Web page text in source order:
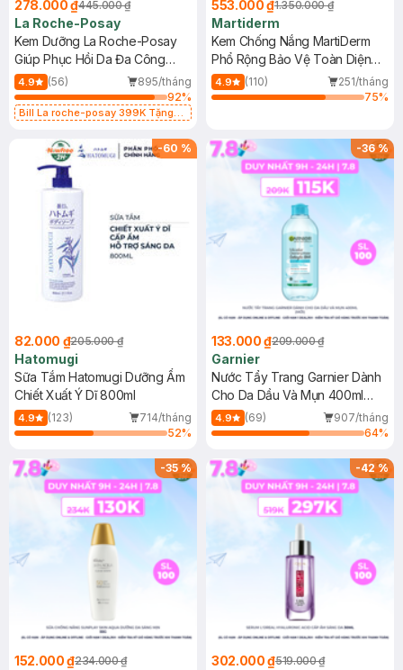
278.000 ₫445.000 ₫
La Roche-Posay
Kem Dưỡng La Roche-Posay
Giúp Phục Hồi Da Đa Công
Dụng 40ml
4.9 (56)
895/tháng
92%
Bill La roche-posay 399K Tặng
(SL có hạn)
553.000 ₫1.350.000 ₫
Martiderm
Kem Chống Nắng MartiDerm
Phổ Rộng Bảo Vệ Toàn Diện
40ml
4.9 (110)
251/tháng
75%
-60 %
82.000 ₫205.000 ₫
Hatomugi
Sữa Tắm Hatomugi Dưỡng Ẩm
Chiết Xuất Ý Dĩ 800ml
4.9 (123)
714/tháng
52%
-36%
133.000 ₫209.000 ₫
Garnier
Nước Tẩy Trang Garnier Dành
Cho Da Dầu Và Mụn 400ml
(Mới)
4.9 (69)
907/tháng
64%
-35%
152.000 ₫234.000 ₫
-42%
302.000 ₫519.000 ₫